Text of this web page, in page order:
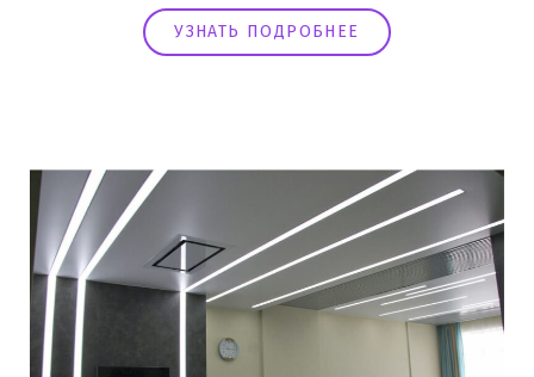
УЗНАТЬ ПОДРОБНЕЕ